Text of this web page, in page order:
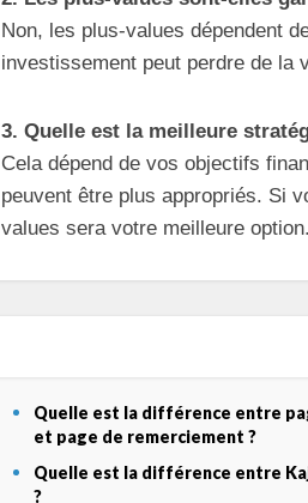
Non, les plus-values dépendent
investissement peut perdre de la
3. Quelle est la meilleure
Cela dépend de vos objectifs
peuvent être plus appropriés. Si
values sera votre meilleure option.
Quelle est la différence entre
et page de remerciement ?
Quelle est la différence entre
?